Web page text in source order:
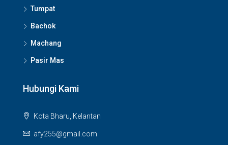
Tumpat
Bachok
Machang
Pasir Mas
Hubungi Kami
Kota Bharu, Kelantan
afy255@gmail.com